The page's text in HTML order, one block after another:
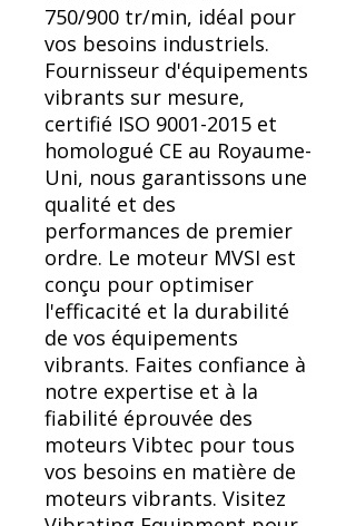
750/900 tr/min, idéal pour
vos besoins industriels.
Fournisseur d'équipements
vibrants sur mesure,
certifié ISO 9001-2015 et
homologué CE au Royaume-
Uni, nous garantissons une
qualité et des
performances de premier
ordre. Le moteur MVSI est
conçu pour optimiser
l'efficacité et la durabilité
de vos équipements
vibrants. Faites confiance à
notre expertise et à la
fiabilité éprouvée des
moteurs Vibtec pour tous
vos besoins en matière de
moteurs vibrants. Visitez